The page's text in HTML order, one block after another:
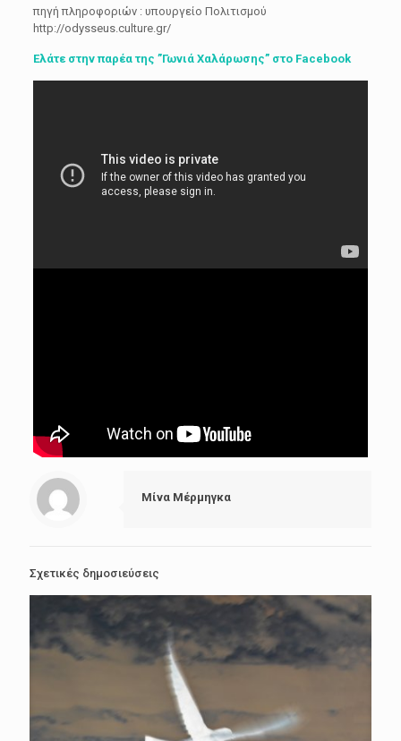
πηγή πληροφοριών : υπουργείο Πολιτισμού
http://odysseus.culture.gr/
Ελάτε στην παρέα της ”Γωνιά Χαλάρωσης” στο Facebook
Μίνα Μέρμηγκα
Σχετικές δημοσιεύσεις